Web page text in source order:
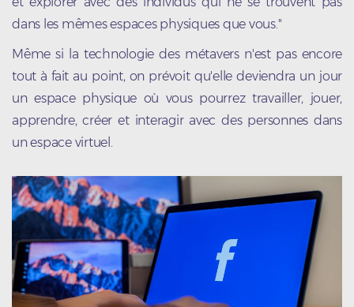
dans les mêmes espaces physiques que vous."
Même si la technologie des métavers n'est pas encore
tout à fait au point, on prévoit qu'elle deviendra un jour
un espace physique où vous pourrez travailler, jouer,
apprendre, créer et interagir avec des personnes dans
un espace virtuel.